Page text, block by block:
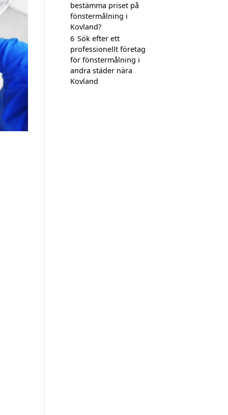
bestämma priset på
fönstermålning i
Kovland?
6 Sök efter ett
professionellt företag
för fönstermålning i
andra städer nära
Kovland